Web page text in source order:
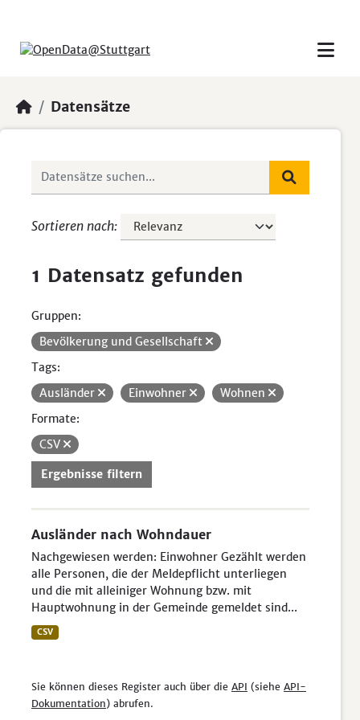
Datensätze
Sortieren nach
1 Datensatz gefunden
Gruppen:
Bevölkerung und Gesellschaft
Tags:
Ausländer
Einwohner
Wohnen
Formate:
CSV
Ergebnisse filtern
Ausländer nach Wohndauer
Nachgewiesen werden: Einwohner Gezählt werden
alle Personen, die der Meldepflicht unterliegen
und die mit alleiniger Wohnung bzw. mit
Hauptwohnung in der Gemeinde gemeldet sind...
CSV
Sie können dieses Register auch über die API (siehe API-
Dokumentation) abrufen.